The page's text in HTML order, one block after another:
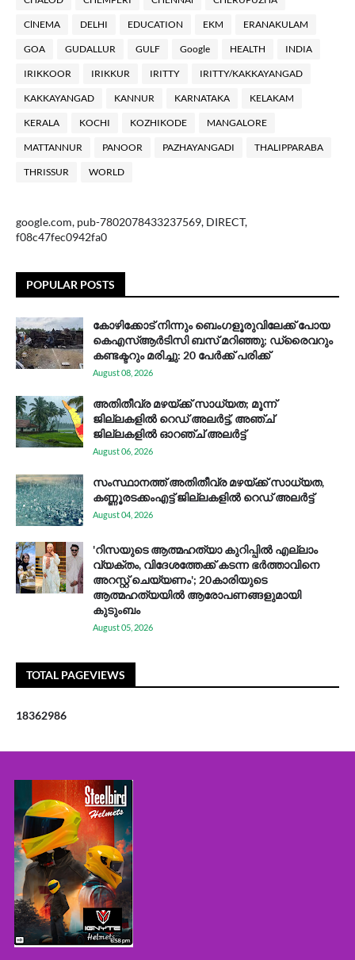
ClNEMA DELHI EDUCATION EKM ERANAKULAM
GOA GUDALLUR GULF Google HEALTH INDIA
IRIKKOOR IRIKKUR IRITTY IRITTY/KAKKAYANGAD
KAKKAYANGAD KANNUR KARNATAKA KELAKAM
KERALA KOCHI KOZHIKODE MANGALORE
MATTANNUR PANOOR PAZHAYANGADI THALIPPARABA
THRISSUR WORLD
google.com, pub-7802078433237569, DIRECT,
f08c47fec0942fa0
POPULAR POSTS
കോഴിക്കോട് നിന്നും ബെംഗളൂരുവിലേക്ക് പോയ
കെഎസ്ആര്‍ടിസി ബസ് മറിഞ്ഞു; ഡ്രൈവറും
കണ്ടക്ടറും മരിച്ചു: 20 പേര്‍ക്ക് പരിക്ക്
August 08, 2026
അതിതീവ്ര മഴയ്ക്ക് സാധ്യത; മൂന്ന്
ജില്ലകളിൽ റെഡ് അലർട്ട്, അഞ്ച്
ജില്ലകളിൽ ഓറഞ്ച് അലർട്ട്
August 06, 2026
സം​സ്ഥാ​ന​ത്ത് അ​തി​തീ​വ്ര മ​ഴ​യ്ക്ക് സാ​ധ്യ​ത,
കണ്ണൂരടക്കംഎ​ട്ട് ജി​ല്ല​ക​ളി​ൽ റെ​ഡ് അ​ലർ​ട്ട്
August 04, 2026
'റിസയുടെ ആത്മഹത്യാ കുറിപ്പിൽ എല്ലാം
വ്യക്തം, വിദേശത്തേക്ക് കടന്ന ഭർത്താവിനെ
അറസ്റ്റ് ചെയ്യണം'; 20കാരിയുടെ
ആത്മഹത്യയിൽ ആരോപണങ്ങളുമായി
കുടുംബം
August 05, 2026
TOTAL PAGEVIEWS
18362986